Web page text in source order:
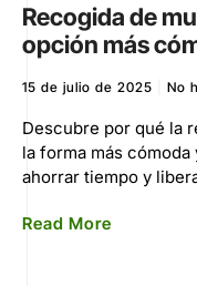
Recogida de
opción más
15 de julio de 2025 No
Descubre por qué la
la forma más
ahorrar tiempo y
Read More